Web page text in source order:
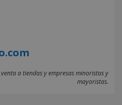
a tiendas y empresas minoristas y
mayoristas.